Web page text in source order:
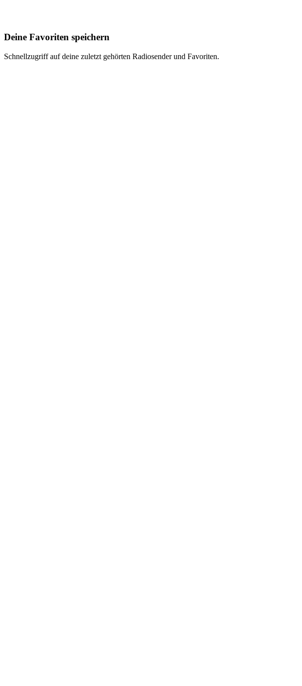
Deine Favoriten speichern
Schnellzugriff auf deine zuletzt gehörten Radiosender und Favoriten.